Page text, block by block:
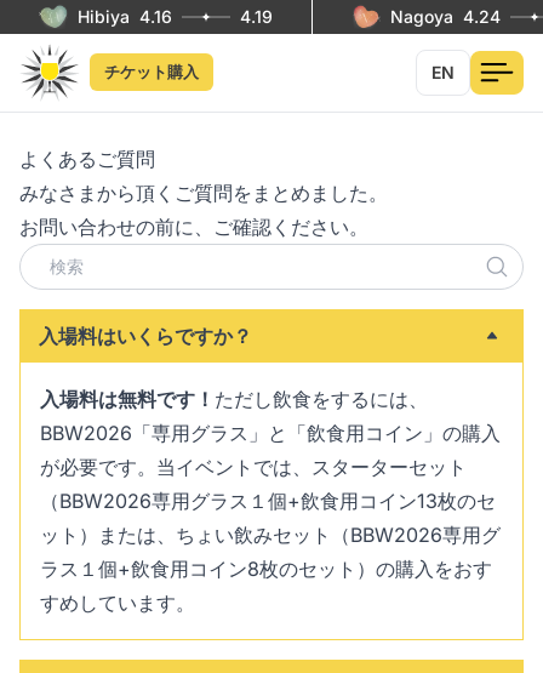
Hibiya 4.16 4.19 Nagoya 4.24
チケット購入 EN
よくあるご質問
みなさまから頂くご質問をまとめました。
お問い合わせの前に、ご確認ください。
入場料はいくらですか？
入場料は無料です！ ただし飲食をするには、
BBW2026「専用グラス」と「飲食用コイン」の購入
が必要です。当イベントでは、スターターセット
（BBW2026専用グラス１個+飲食用コイン13枚のセ
ット）または、ちょい飲みセット（BBW2026専用グ
ラス１個+飲食用コイン8枚のセット）の購入をおす
すめしています。